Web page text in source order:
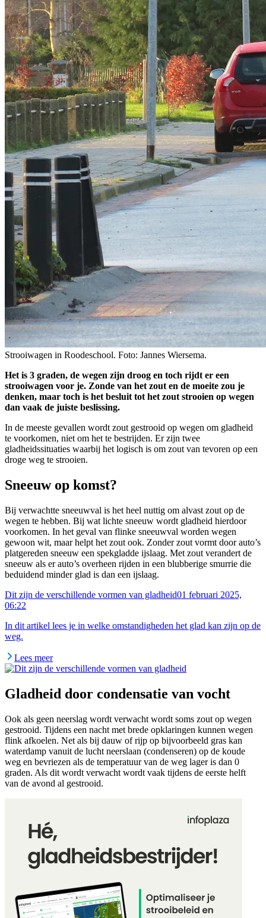
Strooiwagen in Roodeschool. Foto: Jannes Wiersema.
Het is 3 graden, de wegen zijn droog en toch rijdt er een
strooiwagen voor je. Zonde van het zout en de moeite zou je
denken, maar toch is het besluit tot het zout strooien op wegen
dan vaak de juiste beslissing.
In de meeste gevallen wordt zout gestrooid op wegen om gladheid
te voorkomen, niet om het te bestrijden. Er zijn twee
gladheidssituaties waarbij het logisch is om zout van tevoren op een
droge weg te strooien.
Sneeuw op komst?
Bij verwachtte sneeuwval is het heel nuttig om alvast zout op de
wegen te hebben. Bij wat lichte sneeuw wordt gladheid hierdoor
voorkomen. In het geval van flinke sneeuwval worden wegen
gewoon wit, maar helpt het zout ook. Zonder zout vormt door auto’s
platgereden sneeuw een spekgladde ijslaag. Met zout verandert de
sneeuw als er auto’s overheen rijden in een blubberige smurrie die
beduidend minder glad is dan een ijslaag.
Dit zijn de verschillende vormen van gladheid01 februari 2025,
06:22
In dit artikel lees je in welke omstandigheden het glad kan zijn op de
weg.
Lees meer
Gladheid door condensatie van vocht
Ook als geen neerslag wordt verwacht wordt soms zout op wegen
gestrooid. Tijdens een nacht met brede opklaringen kunnen wegen
flink afkoelen. Net als bij dauw of rijp op bijvoorbeeld gras kan
waterdamp vanuit de lucht neerslaan (condenseren) op de koude
weg en bevriezen als de temperatuur van de weg lager is dan 0
graden. Als dit wordt verwacht wordt vaak tijdens de eerste helft
van de avond al gestrooid.